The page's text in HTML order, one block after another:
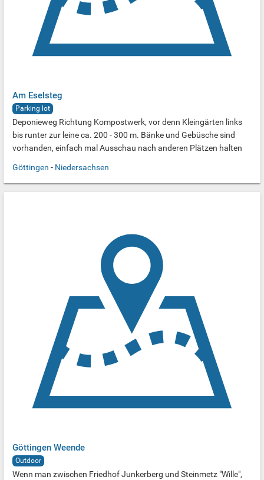
Am Eselsteg
Parking lot
Deponieweg Richtung Kompostwerk, vor denn Kleingärten links
bis runter zur leine ca. 200 - 300 m. Bänke und Gebüsche sind
vorhanden, einfach mal Ausschau nach anderen Plätzen halten
Göttingen - Niedersachsen
Göttingen Weende
Outdoor
Wenn man zwischen Friedhof Junkerberg und Steinmetz "Wille",